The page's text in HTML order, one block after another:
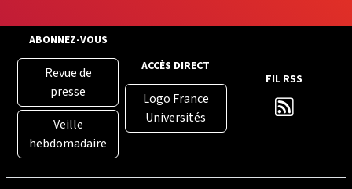
ABONNEZ-VOUS
Revue de
presse
Veille
hebdomadaire
ACCÈS DIRECT
Logo France
Universités
FIL RSS